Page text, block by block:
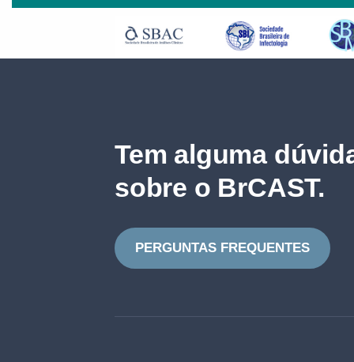
Tem alguma
sobre o BrCAST.
PERGUNTAS FREQUENTES